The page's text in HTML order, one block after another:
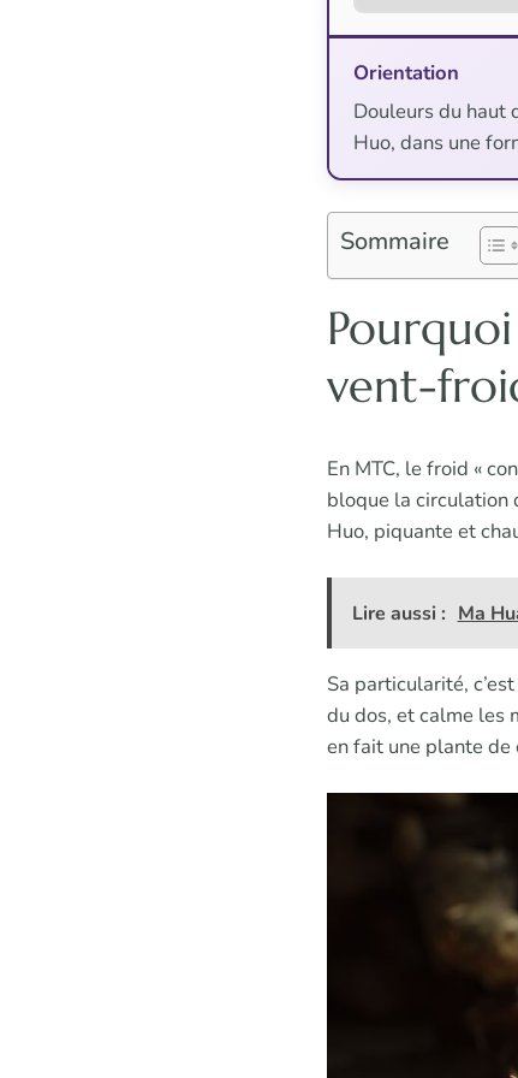
Orientation
Douleurs du haut
Huo, dans une
Sommaire
vent-
En MTC, le froid «
bloque la circulation
Huo, piquante et
Lire aussi : Ma
Sa particularité,
du dos, et calme les
en fait une plante de